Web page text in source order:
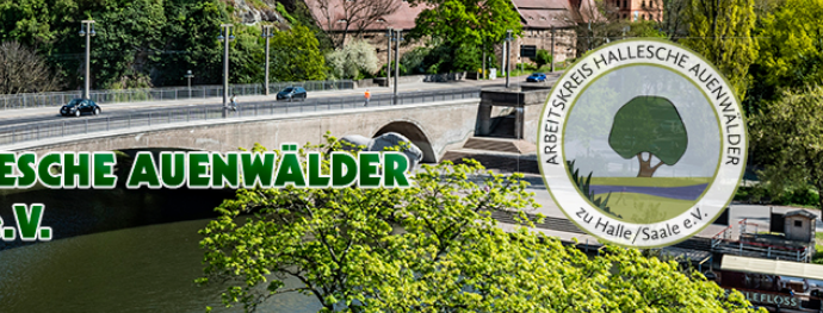
Arbeitskreis
Hallesche
Auenwälder
zu
Halle